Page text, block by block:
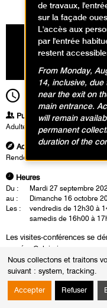
Nous collectons et traitons
suivant : system, tracking.
Accepter Refuser
16h00Durée1h30
Publics
Adultes
Adresse
Rendez-vous à l'accueil du
Heures
Du :
Mardi 27 septembre
au :
Dimanche 16 octobre
Les :
vendredis de 12h30 à
samedis de 16h00 à
Les visites-conférences se
musée. Celui-ci propose
Cette rencontre est
oeuvres.
de travaux,
sur la façade
L'accès aux
par l'entrée
restent
From Monday,
14, inclusive,
near the exit on
main entrance.
will remain
permanent
duration of the